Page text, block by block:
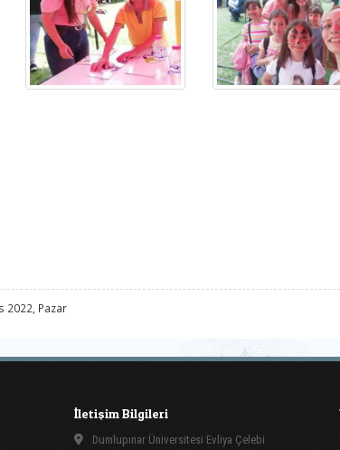
2022, Pazar
İletişim Bilgileri
Dumlupınar Üniversitesi Evliya Çelebi